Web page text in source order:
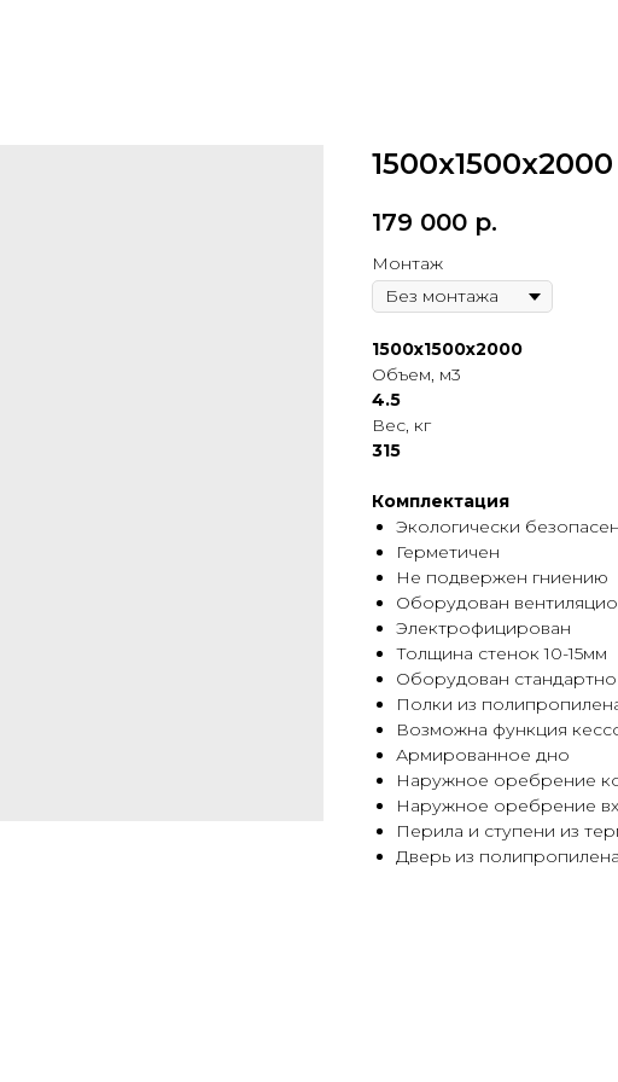
1500х1500х2000
179 000 р.
Монтаж
1500х1500х2000
Объем, м3
4.5
Вес, кг
315
Комплектация
Экологически
Герметичен
Не подвержен гниению
Оборудован
Электрофицирован
Толщина стенок 10-15мм
Оборудован
Полки из
Возможна функция
Армированное дно
Наружное оребрение
Наружное оребрение
Перила и ступени из
Дверь из